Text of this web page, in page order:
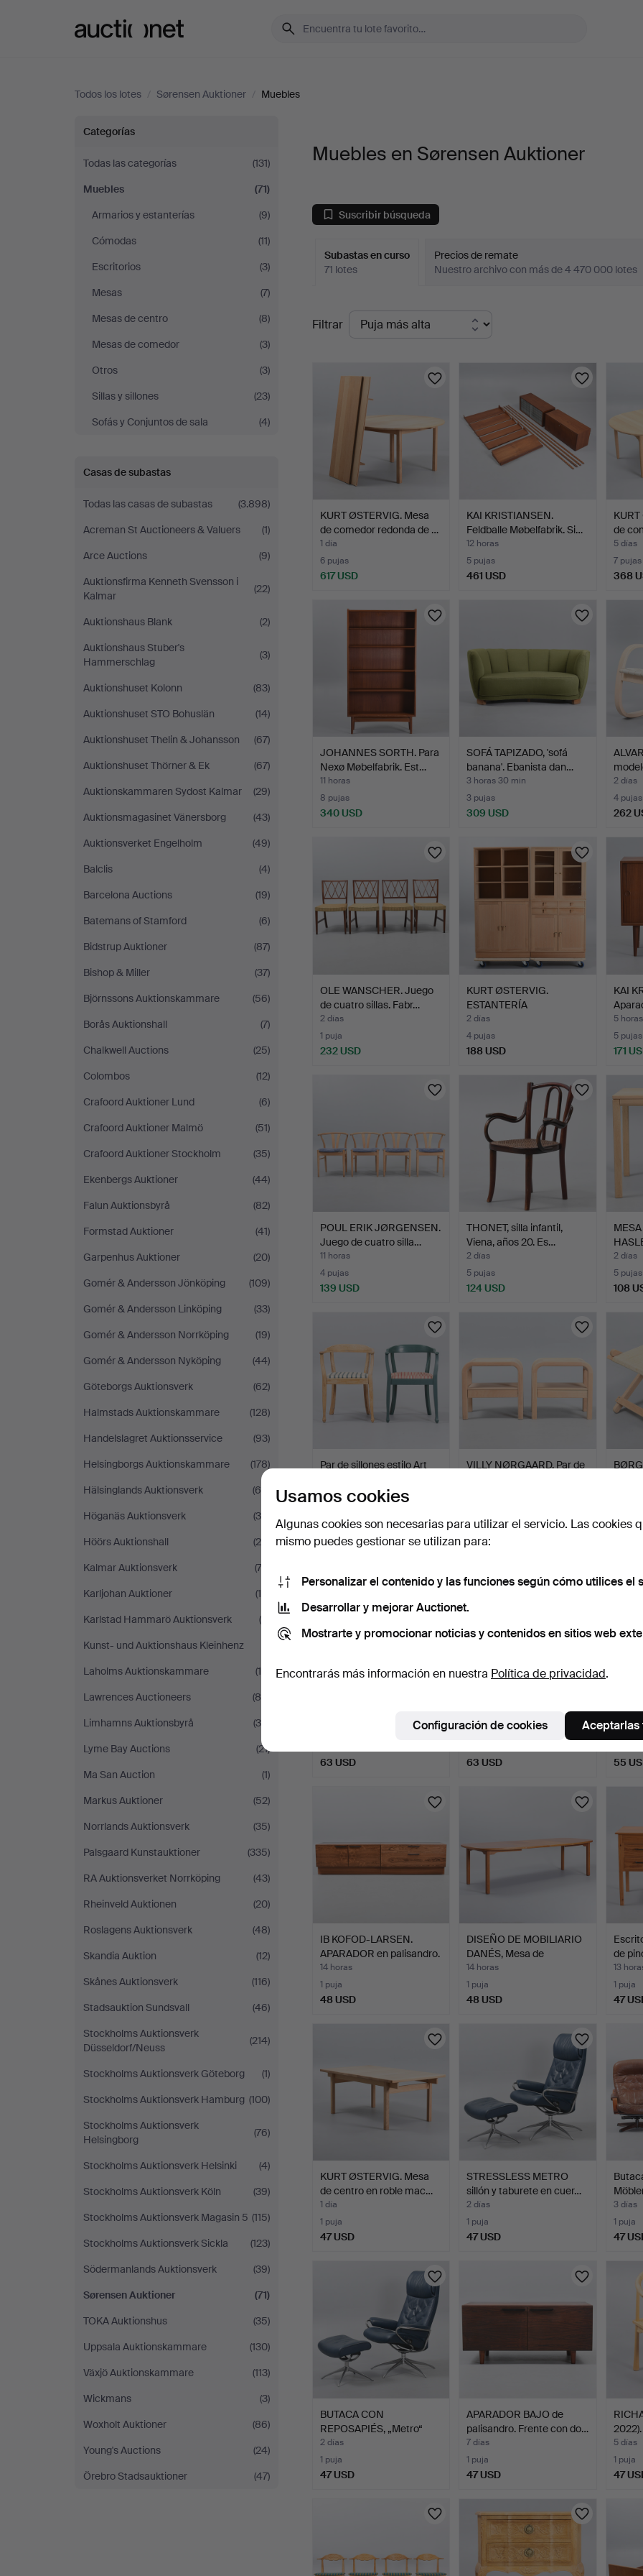
Todos los lotes / Sørensen Auktioner / Muebles
Muebles
en
Sørensen
Auktioner
Categorías
Todas las categorías
(131)
Muebles
(71)
Armarios y estanterías
(9)
Cómodas
(11)
Escritorios
(3)
Mesas
(7)
Mesas de centro
(8)
Mesas de comedor
(3)
Otros
(3)
Sillas y sillones
(23)
Sofás y Conjuntos de sala
(4)
Casas de subastas
Todas las casas de subastas
(3.898)
Acreman St Auctioneers & Valuers
(1)
Arce Auctions
(9)
Auktionsfirma Kenneth Svensson i
Kalmar
(22)
Auktionshaus Blank
(2)
Auktionshaus Stuber's
Hammerschlag
(3)
Auktionshuset Kolonn
(83)
Auktionshuset STO Bohuslän
(14)
Auktionshuset Thelin & Johansson
(67)
Auktionshuset Thörner & Ek
(67)
Auktionskammaren Sydost Kalmar
(29)
Auktionsmagasinet Vänersborg
(43)
Auktionsverket Engelholm
(49)
Balclis
(4)
Barcelona Auctions
(19)
Batemans of Stamford
(6)
Bidstrup Auktioner
(87)
Bishop & Miller
(37)
Björnssons Auktionskammare
(56)
Borås Auktionshall
(7)
Chalkwell Auctions
(25)
Colombos
(12)
Crafoord Auktioner Lund
(6)
Crafoord Auktioner Malmö
(51)
Crafoord Auktioner Stockholm
(35)
Ekenbergs Auktioner
(44)
Falun Auktionsbyrå
(82)
Formstad Auktioner
(41)
Garpenhus Auktioner
(20)
Gomér & Andersson Jönköping
(109)
Gomér & Andersson Linköping
(33)
Gomér & Andersson Norrköping
(19)
Gomér & Andersson Nyköping
(44)
Göteborgs Auktionsverk
(62)
Halmstads Auktionskammare
(128)
Handelslagret Auktionsservice
(93)
Helsingborgs Auktionskammare
(178)
Hälsinglands Auktionsverk
(66)
Höganäs Auktionsverk
(34)
Höörs Auktionshall
(28)
Kalmar Auktionsverk
(73)
Karljohan Auktioner
(19)
Karlstad Hammarö Auktionsverk
(9)
Kunst- und Auktionshaus Kleinhenz
Laholms Auktionskammare
(16)
Lawrences Auctioneers
(80)
Limhamns Auktionsbyrå
(36)
Lyme Bay Auctions
(21)
Ma San Auction
(1)
Markus Auktioner
(52)
Norrlands Auktionsverk
(35)
Palsgaard Kunstauktioner
(335)
RA Auktionsverket Norrköping
(43)
Rheinveld Auktionen
(20)
Roslagens Auktionsverk
(48)
Skandia Auktion
(12)
Skånes Auktionsverk
(116)
Stadsauktion Sundsvall
(46)
Stockholms Auktionsverk
Düsseldorf/Neuss
(214)
Stockholms Auktionsverk Göteborg
(1)
Stockholms Auktionsverk Hamburg (100)
Stockholms Auktionsverk
Helsingborg
(76)
Stockholms Auktionsverk Helsinki
(4)
Stockholms Auktionsverk Köln
(39)
Stockholms Auktionsverk Magasin 5 (115)
Stockholms Auktionsverk Sickla
(123)
Södermanlands Auktionsverk
(39)
Sørensen Auktioner
(71)
TOKA Auktionshus
(35)
Uppsala Auktionskammare
(130)
Växjö Auktionskammare
(113)
Wickmans
(3)
Woxholt Auktioner
(86)
Young's Auctions
(24)
Örebro Stadsauktioner
(47)
Muebles en Sørensen Auktioner
Suscribir búsqueda
Subastas en curso
71 lotes
Precios de remate
Nuestro archivo con más de 4 470 000 lotes
Subastas
en
Filtrar
KURT ØSTERVIG. Mesa
de comedor redonda de …
1 día
6 pujas
617 USD
KAI KRISTIANSEN.
Feldballe Møbelfabrik. Si…
12 horas
5 pujas
461 USD
de
5 días
7 pujas
368
JOHANNES SORTH. Para
Nexø Møbelfabrik. Est…
11 horas
8 pujas
340 USD
SOFÁ TAPIZADO, 'sofá
banana'. Ebanista dan…
3 horas 30 min
3 pujas
309 USD
2 días
4 pujas
262
OLE WANSCHER. Juego
de cuatro sillas. Fabr…
2 días
1 puja
232 USD
KURT ØSTERVIG.
ESTANTERÍA
TRANEKÆR, cuatro…
2 días
4 pujas
188 USD
KAI
5
5 pujas
171
POUL ERIK JØRGENSEN.
Juego de cuatro silla…
11 horas
4 pujas
139 USD
THONET, silla infantil,
Viena, años 20. Es…
2 días
5 pujas
124 USD
2 días
5 pujas
108
Par de sillones estilo Art
8 días
93 USD
VILLY NØRGAARD. Par de
87 USD 85
63 USD
Frente con tres cajone…
2 días
63 USD
co…
12
55
IB KOFOD-LARSEN.
APARADOR en palisandro.
F…
14 horas
1 puja
48 USD
DISEÑO DE MOBILIARIO
DANÉS, Mesa de
comedo…
14 horas
1 puja
48 USD
de
13
1 puja
47
KURT ØSTERVIG. Mesa
de centro en roble mac…
1 día
1 puja
47 USD
STRESSLESS METRO
sillón y taburete en cuer…
2 días
1 puja
47 USD
3 días
1 puja
47
BUTACA CON
REPOSAPIÉS, „Metro“
Stressless.…
2 días
1 puja
47 USD
APARADOR BAJO de
palisandro. Frente con do…
7 días
1 puja
47 USD
5 días
1 puja
47
Usamos cookies
Algunas cookies son necesarias para utilizar el servicio. Las cookies
mismo puedes gestionar se utilizan para:
Personalizar el contenido y las funciones según cómo utilices el
Desarrollar y mejorar Auctionet.
Mostrarte y promocionar noticias y contenidos en sitios web
Encontrarás más información en nuestra Política de privacidad.
Configuración de cookies Aceptarlas